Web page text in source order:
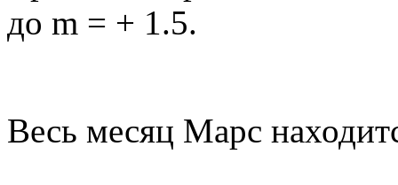
до m = + 1.5.
Весь месяц Марс